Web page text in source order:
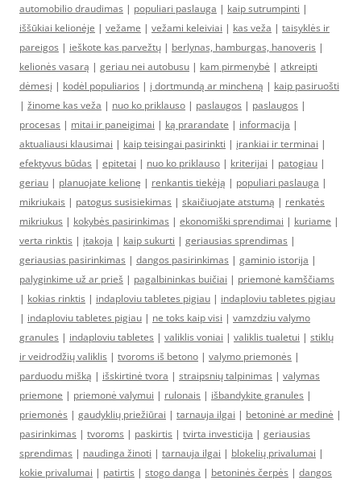
automobilio draudimas | populiari paslauga | kaip sutrumpinti |
iššūkiai kelionėje | vežame | vežami keleiviai | kas veža | taisyklės ir
pareigos | ieškote kas parvežtų | berlynas, hamburgas, hanoveris |
kelionės vasarą | geriau nei autobusu | kam pirmenybė | atkreipti
dėmesį | kodėl populiarios | į dortmundą ar mincheną | kaip pasiruošti
| žinome kas veža | nuo ko priklauso | paslaugos | paslaugos |
procesas | mitai ir paneigimai | ką prarandate | informacija |
aktualiausi klausimai | kaip teisingai pasirinkti | įrankiai ir terminai |
efektyvus būdas | epitetai | nuo ko priklauso | kriterijai | patogiau |
geriau | planuojate kelionę | renkantis tiekėją | populiari paslauga |
mikriukais | patogus susisiekimas | skaičiuojate atstumą | renkatės
mikriukus | kokybės pasirinkimas | ekonomiški sprendimai | kuriame |
verta rinktis | įtakoja | kaip sukurti | geriausias sprendimas |
geriausias pasirinkimas | dangos pasirinkimas | gaminio istorija |
palyginkime už ar prieš | pagalbininkas buičiai | priemonė kamščiams
| kokias rinktis | indaploviu tabletes pigiau | indaploviu tabletes pigiau
| indaploviu tabletes pigiau | ne toks kaip visi | vamzdziu valymo
granules | indaploviu tabletes | valiklis voniai | valiklis tualetui | stiklų
ir veidrodžių valiklis | tvoroms iš betono | valymo priemonės |
parduodu mišką | išskirtinė tvora | straipsnių talpinimas | valymas
priemone | priemonė valymui | rulonais | išbandykite granules |
priemonės | gaudyklių priežiūrai | tarnauja ilgai | betoninė ar medinė |
pasirinkimas | tvoroms | paskirtis | tvirta investicija | geriausias
sprendimas | naudinga žinoti | tarnauja ilgai | blokelių privalumai |
kokie privalumai | patirtis | stogo danga | betoninės čerpės | dangos